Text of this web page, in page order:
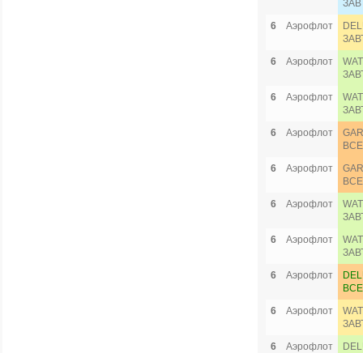
6
Аэрофлот
6
Аэрофлот
6
Аэрофлот
6
Аэрофлот
6
Аэрофлот
6
Аэрофлот
6
Аэрофлот
6
Аэрофлот
6
Аэрофлот
6
Аэрофлот